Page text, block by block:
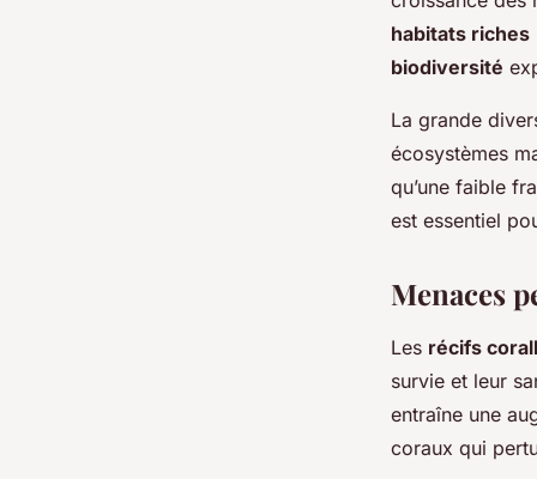
habitats riches
biodiversité
La grande
écosystèmes
qu’une faible
est essentiel
Menaces
Les récifs
survie et leur
entraîne une
coraux qui